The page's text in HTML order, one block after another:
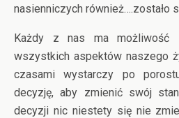
nasienniczych również….zostało
Każdy z nas ma możliwość
wszystkich aspektów naszego
czasami wystarczy po
decyzję, aby zmienić swój
decyzji nic niestety się nie